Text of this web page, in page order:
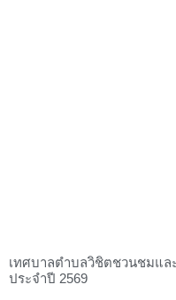
เทศบาลตำบลวิชิตชวนชมแล
ประจำปี 2569